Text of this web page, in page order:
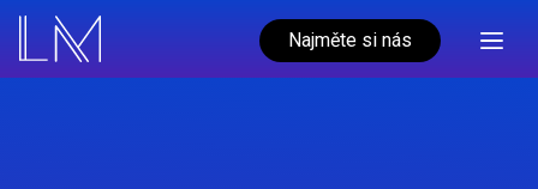
Najměte si nás